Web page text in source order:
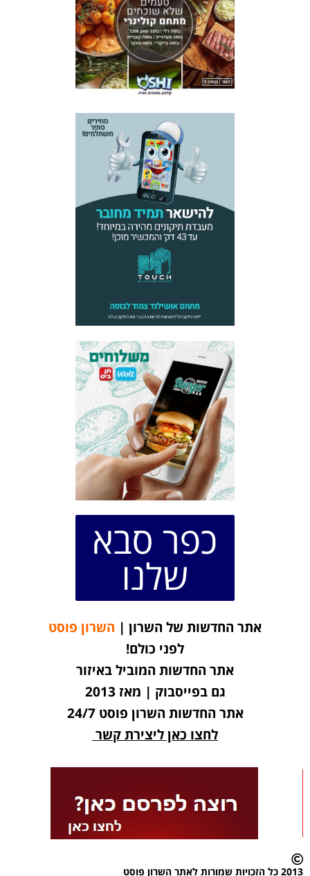
כפר סבא
שלנו
אתר החדשות של השרון | השרון פוסט
לפני כולם!
אתר החדשות המוביל באיזור
גם בפייסבוק | מאז 2013
אתר החדשות השרון פוסט 24/7
לחצו כאן ליצירת קשר
2013 כל הזכויות שמורות לאתר השרון פוסט